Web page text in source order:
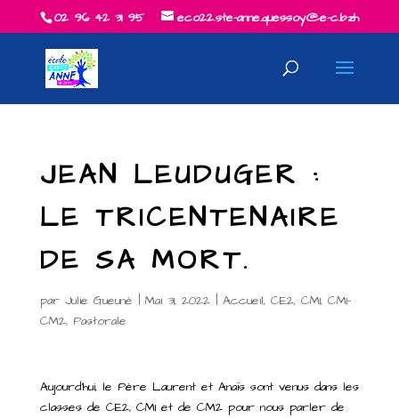
02 96 42 31 95 eco22.ste-anne.quessoy@e-c.bzh
JEAN LEUDUGER :
LE TRICENTENAIRE
DE SA MORT.
par Julie Gueuné | Mai 31, 2022| Accueil, CE2, CM1, CM1-
CM2, Pastorale
Aujourd’hui, le Père Laurent et Anaïs sont venus dans les
classes de CE2, CM1 et de CM2 pour nous parler de